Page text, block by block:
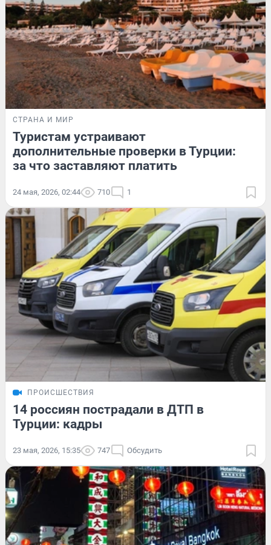
СТРАНА И МИР
Туристам устраивают
дополнительные проверки в Турции:
за что заставляют платить
24 мая, 2026, 02:44 710 1
ПРОИСШЕСТВИЯ
14 россиян пострадали в ДТП в
Турции: кадры
23 мая, 2026, 15:35 747 Обсудить